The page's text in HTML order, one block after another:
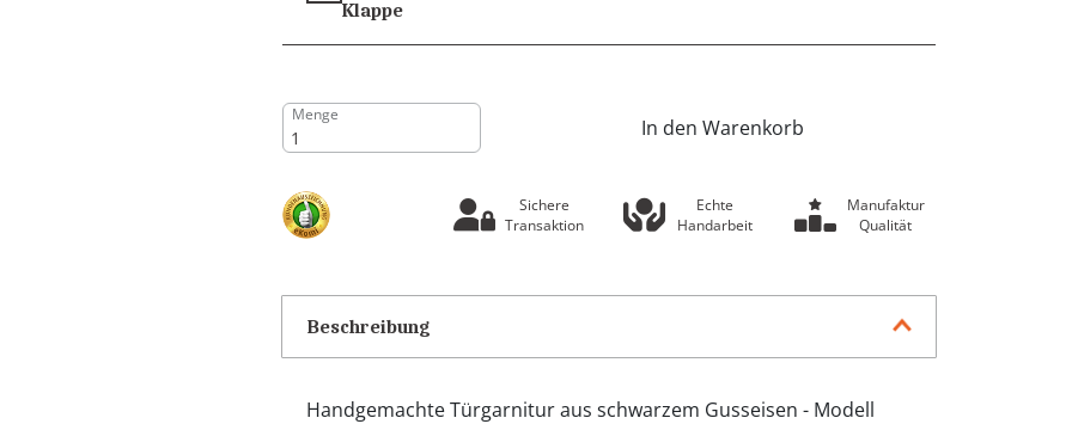
Klappe
Menge
In den Warenkorb
Sichere
Transaktion
Echte
Handarbeit
Manufaktur
Qualität
Beschreibung
Handgemachte Türgarnitur aus schwarzem Gusseisen - Modell